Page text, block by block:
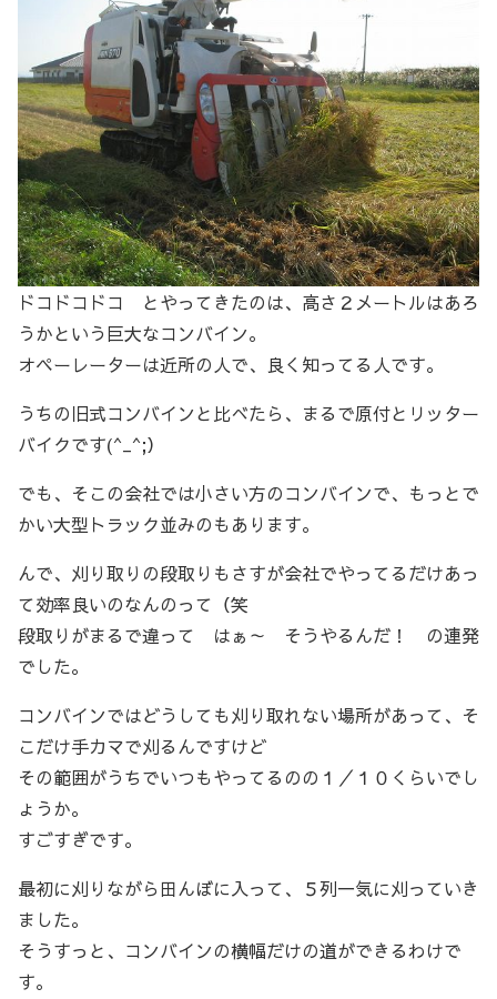
ドコドコドコ とやってきたのは、高さ２メートルはあろ
うかという巨大なコンバイン。
オペーレーターは近所の人で、良く知ってる人です。
うちの旧式コンバインと比べたら、まるで原付とリッター
バイクです(^_^;）
でも、そこの会社では小さい方のコンバインで、もっとで
かい大型トラック並みのもあります。
んで、刈り取りの段取りもさすが会社でやってるだけあっ
て効率良いのなんのって（笑
段取りがまるで違って はぁ～ そうやるんだ！ の連発
でした。
コンバインではどうしても刈り取れない場所があって、そ
こだけ手カマで刈るんですけど
その範囲がうちでいつもやってるのの１／１０くらいでし
ょうか。
すごすぎです。
最初に刈りながら田んぼに入って、５列一気に刈っていき
ました。
そうすっと、コンバインの横幅だけの道ができるわけで
す。